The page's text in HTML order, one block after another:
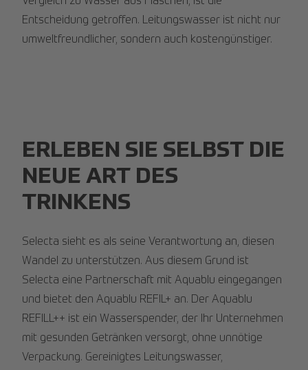
Entscheidung getroffen. Leitungswasser ist nicht nur
umweltfreundlicher, sondern auch kostengünstiger.
ERLEBEN SIE SELBST DIE
NEUE ART DES
TRINKENS
Selecta sieht es als seine Verantwortung an, diesen
Wandel zu unterstützen. Aus diesem Grund ist
Selecta eine Partnerschaft mit Aquablu eingegangen
und bietet den Aquablu REFIL+ an. Der Aquablu
REFILL++ ist ein Wasserspender, der Ihr Unternehmen
mit gesunden Getränken versorgt, ohne unnötige
Verpackung. Gereinigtes Leitungswasser,